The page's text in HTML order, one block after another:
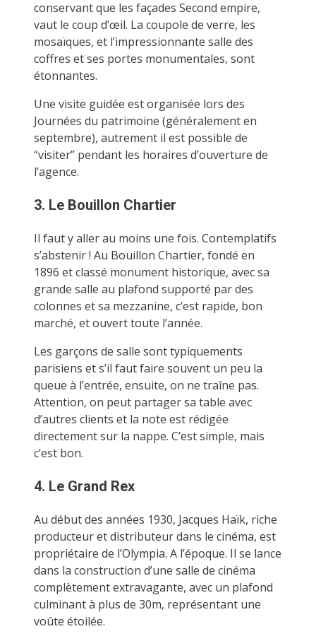
conservant que les façades Second empire,
vaut le coup d’œil. La coupole de verre, les
mosaïques, et l’impressionnante salle des
coffres et ses portes monumentales, sont
étonnantes.
Une visite guidée est organisée lors des
Journées du patrimoine (généralement en
septembre), autrement il est possible de
“visiter” pendant les horaires d’ouverture de
l’agence.
3. Le Bouillon Chartier
Il faut y aller au moins une fois. Contemplatifs
s’abstenir ! Au Bouillon Chartier, fondé en
1896 et classé monument historique, avec sa
grande salle au plafond supporté par des
colonnes et sa mezzanine, c’est rapide, bon
marché, et ouvert toute l’année.
Les garçons de salle sont typiquements
parisiens et s’il faut faire souvent un peu la
queue à l’entrée, ensuite, on ne traîne pas.
Attention, on peut partager sa table avec
d’autres clients et la note est rédigée
directement sur la nappe. C’est simple, mais
c’est bon.
4. Le Grand Rex
Au début des années 1930, Jacques Haïk, riche
producteur et distributeur dans le cinéma, est
propriétaire de l’Olympia. A l’époque. Il se lance
dans la construction d’une salle de cinéma
complètement extravagante, avec un plafond
culminant à plus de 30m, représentant une
voûte étoilée.